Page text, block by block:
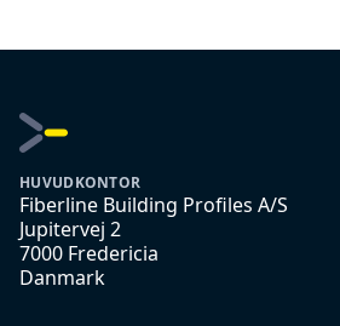
HUVUDKONTOR
Fiberline Building Profiles A/S
Jupitervej 2
7000 Fredericia
Danmark